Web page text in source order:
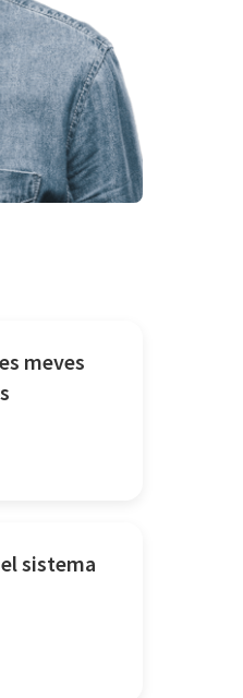
meves
sistema